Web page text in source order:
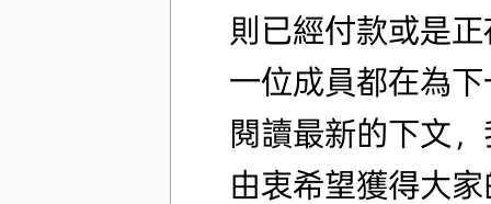
則已經付款或是
一位成員都在為
閱讀最新的下文
由衷希望獲得大